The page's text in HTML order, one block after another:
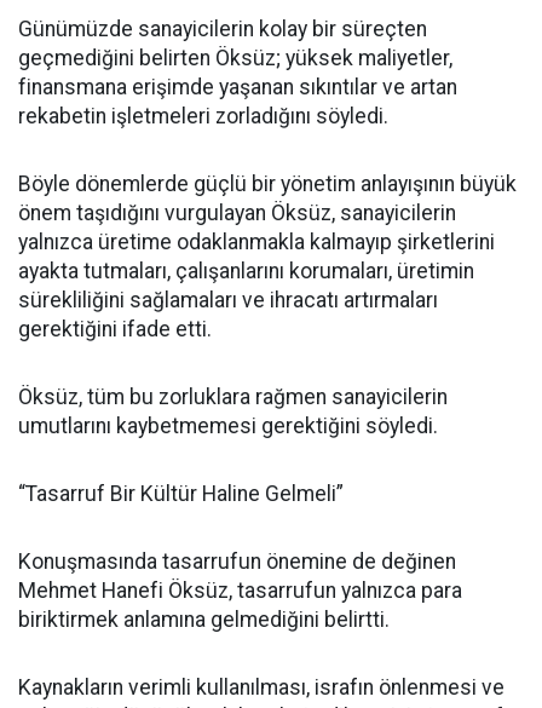
Günümüzde sanayicilerin kolay bir süreçten
geçmediğini belirten Öksüz; yüksek maliyetler,
finansmana erişimde yaşanan sıkıntılar ve artan
rekabetin işletmeleri zorladığını söyledi.
Böyle dönemlerde güçlü bir yönetim anlayışının büyük
önem taşıdığını vurgulayan Öksüz, sanayicilerin
yalnızca üretime odaklanmakla kalmayıp şirketlerini
ayakta tutmaları, çalışanlarını korumaları, üretimin
sürekliliğini sağlamaları ve ihracatı artırmaları
gerektiğini ifade etti.
Öksüz, tüm bu zorluklara rağmen sanayicilerin
umutlarını kaybetmemesi gerektiğini söyledi.
“Tasarruf Bir Kültür Haline Gelmeli”
Konuşmasında tasarrufun önemine de değinen
Mehmet Hanefi Öksüz, tasarrufun yalnızca para
biriktirmek anlamına gelmediğini belirtti.
Kaynakların verimli kullanılması, israfın önlenmesi ve